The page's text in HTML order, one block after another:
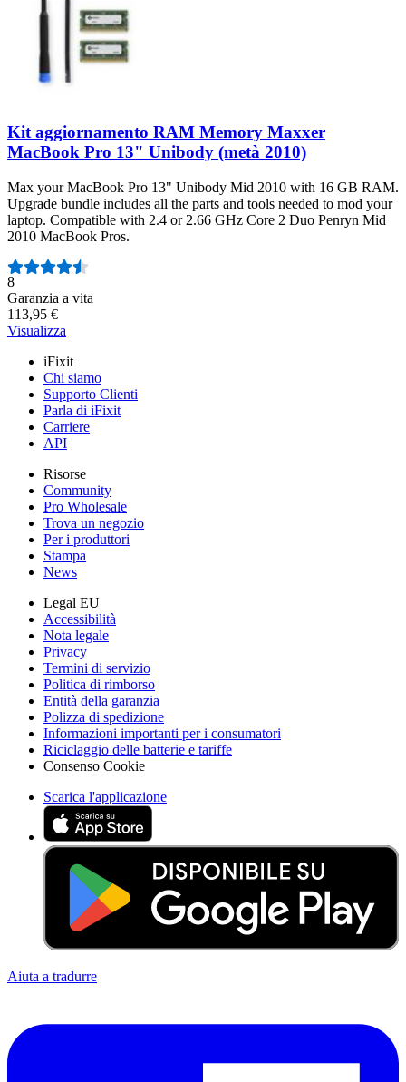
Kit aggiornamento RAM Memory Maxxer
MacBook Pro 13" Unibody (metà 2010)
Max your MacBook Pro 13" Unibody Mid 2010 with 16 GB RAM.
Upgrade bundle includes all the parts and tools needed to mod your
laptop. Compatible with 2.4 or 2.66 GHz Core 2 Duo Penryn Mid
2010 MacBook Pros.
Numero di recensioni:
8
Garanzia a vita
113,95 €
Visualizza
iFixit
Chi siamo
Supporto Clienti
Parla di iFixit
Carriere
API
Risorse
Community
Pro Wholesale
Trova un negozio
Per i produttori
Stampa
News
Legal EU
Accessibilità
Nota legale
Privacy
Termini di servizio
Politica di rimborso
Entità della garanzia
Polizza di spedizione
Informazioni importanti per i consumatori
Riciclaggio delle batterie e tariffe
Consenso Cookie
Scarica l'applicazione
Aiuta a tradurre